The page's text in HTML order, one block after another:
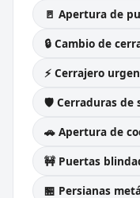
🚪 Apertura de
🔒 Cambio de
⚡ Cerrajero
🛡️ Cerraduras de
🚗 Apertura de
🚧 Puertas
🏪 Persianas